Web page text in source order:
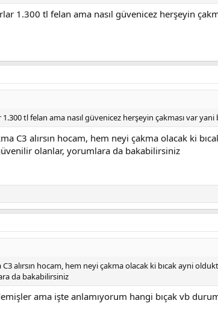
1.300 tl felan ama nasıl güvenicez herşeyin
tl felan ama nasıl güvenicez herşeyin çakması var
C3 alırsın hocam, hem neyi çakma olacak ki
olanlar, yorumlara da bakabilirsiniz
alırsın hocam, hem neyi çakma olacak ki bıcak ayni
da bakabilirsiniz
ama işte anlamıyorum hangi bıçak vb